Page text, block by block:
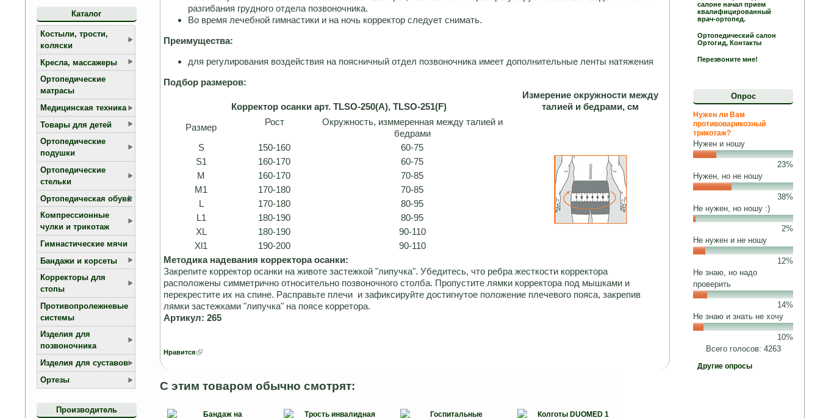
Каталог
Костыли, трости,
коляски
Кресла, массажеры
Ортопедические
матрасы
Медицинская техника
Товары для детей
Ортопедические
подушки
Ортопедические
стельки
Ортопедическая обувь
Компрессионные
чулки и трикотаж
Гимнастические мячи
Бандажи и корсеты
Корректоры для
стопы
Противопролежневые
системы
Изделия для
позвоночника
Изделия для суставов
Ортезы
Производитель
Артикул: 265
разгибания грудного отдела позвоночника.
Во время лечебной гимнастики и на ночь корректор следует снимать.
Преимущества:
для регулирования воздействия на поясничный отдел позвоночника имеет дополнительные ленты натяжения
Подбор размеров:
Корректор осанки арт. TLSO-250(A), TLSO-251(F)
Измерение окружности между
талией и бедрами, см
Размер
Рост
Окружность, изммеренная между талией и
бедрами
S
150-160
60-75
S1
160-170
60-75
M
160-170
70-85
M1
170-180
70-85
L
170-180
80-95
L1
180-190
80-95
XL
180-190
90-110
Xl1
190-200
90-110
Методика надевания корректора осанки:
Закрепите корректор осанки на животе застежкой "липучка". Убедитесь, что ребра жесткости корректора
расположены симметрично относительно позвоночного столба. Пропустите лямки корректора под мышками и
перекрестите их на спине. Расправьте плечи и зафиксируйте достигнутое положение плечевого пояса, закрепив
лямки застежками "липучка" на поясе корретора.
Нравится
С этим товаром обычно смотрят:
салоне начал прием
квалифицированный
врач-ортопед.
Ортопедический салон
Ортогид, Контакты
Перезвоните мне!
Опрос
Нужен ли Вам
противоварикозный
трикотаж?
Нужен и ношу
23%
Нужен, но не ношу
38%
Не нужен, но ношу :)
2%
Не нужен и не ношу
12%
Не знаю, но надо
проверить
14%
Не знаю и знать не хочу
10%
Всего голосов: 4263
Другие опросы